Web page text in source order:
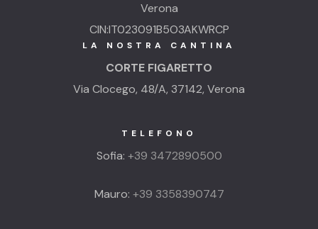
Verona
CIN:IT023091B5O3AKWRCP
LA NOSTRA CANTINA
CORTE FIGARETTO
Via Clocego, 48/A, 37142, Verona
TELEFONO
Sofia: +39 3472890500
Mauro: +39 3358390747